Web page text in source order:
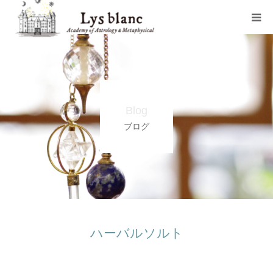
ブログ
ハーバルソルト
プロフィール
メニュー
ウェブショップ
店舗案内